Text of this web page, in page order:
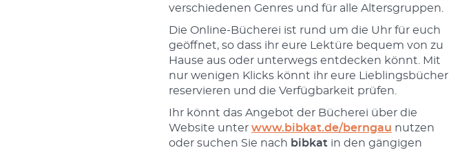
verschiedenen Genres und für alle Altersgruppen.
Die Online-Bücherei ist rund um die Uhr für euch
geöffnet, so dass ihr eure Lektüre bequem von zu
Hause aus oder unterwegs entdecken könnt. Mit
nur wenigen Klicks könnt ihr eure Lieblingsbücher
reservieren und die Verfügbarkeit prüfen.
Ihr könnt das Angebot der Bücherei über die
Website unter www.bibkat.de/berngau nutzen
oder suchen Sie nach bibkatin den gängigen